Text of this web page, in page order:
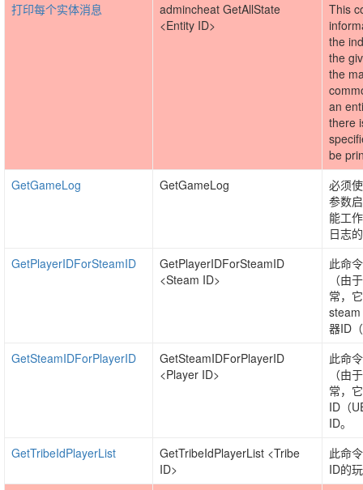
打印每个实体消息
admincheat GetAllState
<Entity ID>
This
the
the
the
an
there
be
GetGameLog
GetGameLog
必须
参数
能工
日志
GetPlayerIDForSteamID
GetPlayerIDForSteamID
<Steam ID>
此命
（由
常，
器ID
GetSteamIDForPlayerID
GetSteamIDForPlayerID
<Player ID>
此命
（由
常，
ID（
ID。
GetTribeIdPlayerList
GetTribeIdPlayerList <Tribe
ID>
此命
ID的